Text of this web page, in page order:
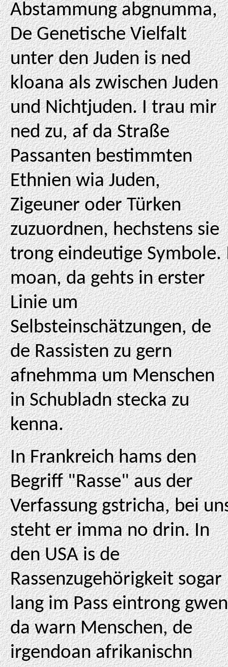
Abstammung abgnumma,
De Genetische Vielfalt
unter den Juden is ned
kloana als zwischen Juden
und Nichtjuden. I trau mir
ned zu, af da Straße
Passanten bestimmten
Ethnien wia Juden,
Zigeuner oder Türken
zuzuordnen, hechstens sie
trong eindeutige Symbole.
moan, da gehts in erster
Linie um
Selbsteinschätzungen, de
de Rassisten zu gern
afnehmma um Menschen
in Schubladn stecka zu
kenna.
In Frankreich hams den
Begriff "Rasse" aus der
Verfassung gstricha, bei
steht er imma no drin. In
den USA is de
Rassenzugehörigkeit sogar
lang im Pass eintrong
da warn Menschen, de
irgendoan afrikanischn